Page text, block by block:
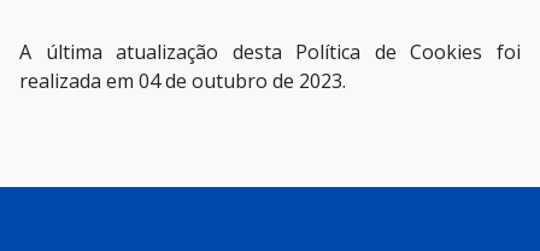
A última atualização desta Política de Cookies foi
realizada em 04 de outubro de 2023.